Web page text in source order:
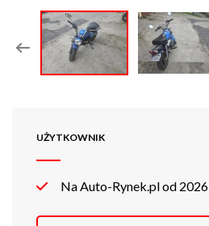
UŻYTKOWNIK
Na Auto-Rynek.pl od 2026